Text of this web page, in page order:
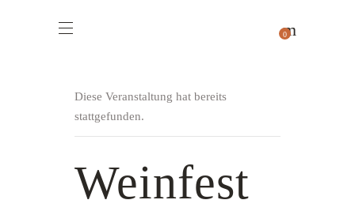
0
Diese Veranstaltung hat bereits
stattgefunden.
Weinfest